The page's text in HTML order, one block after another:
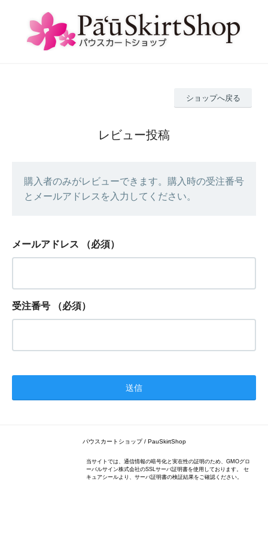
ショップへ戻る
レビュー投稿
購入者のみがレビューできます。購入時の受注番号
とメールアドレスを入力してください。
メールアドレス （必須）
受注番号 （必須）
パウスカートショップ / PauSkirtShop
当サイトでは、通信情報の暗号化と実在性の証明のため、GMOグロ
ーバルサイン株式会社のSSLサーバ証明書を使用しております。 セ
キュアシールより、サーバ証明書の検証結果をご確認ください。